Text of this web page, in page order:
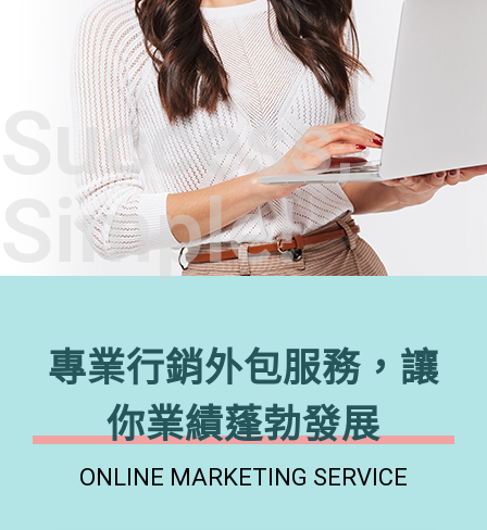
Success,
Simple!
專業行銷外包服務，讓
你業績蓬勃發展
ONLINE MARKETING SERVICE